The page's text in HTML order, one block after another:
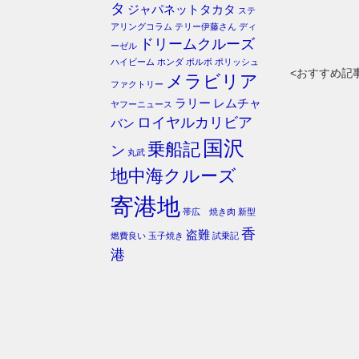
<おすすめ記
タ ジャパネットタカタ ステ
アリングコラム テリー伊藤さん ディ
ーゼル
ドリームクルーズ
ハイビーム ホンダ ボルボ ポリッシュ
ファクトリー メラビリア
ヤフーニュース ラリー レムチャ
バン ロイヤルカリビア
ン 丸武 乗船記 国沢
地中海クルーズ
寄港地 帯広 焼き肉 新型
燃費良い 玉子焼き 盗難 試乗記 香
港